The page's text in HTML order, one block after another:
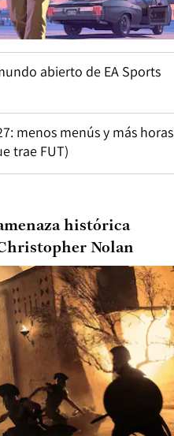
abierto de EA Sports
menos menús y más horas
trae FUT)
histórica
Nolan